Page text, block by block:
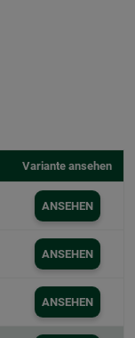
Variante ansehen
ANSEHEN
ANSEHEN
ANSEHEN